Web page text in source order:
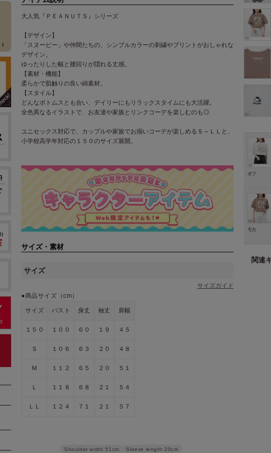
大人気『ＰＥＡＮＵＴＳ』シリーズ
【デザイン】
「スヌーピー」や仲間たちの、シンプルカラーの刺繍やプリントがおしゃれな
デザイン。
ゆったりした幅と腰回りが隠れる丈感。
【素材・機能】
柔らかで肌触りの良い綿素材。
【スタイル】
どんなボトムスとも合い、デイリーにもリラックスタイムにも大活躍。
全色異なるイラストで、お友達や家族とリンクコーデを楽しむのも◎
ユニセックス対応で、カップルや家族でお揃いコーデが楽しめるＳ～ＬＬと、
小学校高学年対応の１５０のサイズ展開。
サイズ・素材
サイズ
サイズガイド
●商品サイズ（cm）
サイズ バスト 身丈 袖丈 肩幅
１５０ １００ ６０ １９ ４５
Ｓ １０６ ６３ ２０ ４８
Ｍ １１２ ６５ ２０ ５１
Ｌ １１８ ６８ ２１ ５４
ＬＬ １２４ ７１ ２１ ５７
Sleeve length 20cm
Shoulder width 51cm
オフ
モカ
関連